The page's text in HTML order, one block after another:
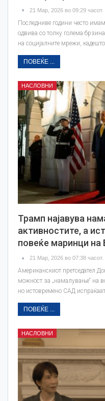
21 Мар, 2026 во 09:29 часот.
Последниве години често
одвива со толку голема
на социјалните мрежи, кадешто
ПОВЕЌЕ ...
НАСЛОВНИ
Трамп најавува
активностите, а
повеќе маринци на
21 Мар, 2026 во 07:38 часот.
Американскиот претседател
можност за „намалување“ на
но истовремено САД
ПОВЕЌЕ ...
НАСЛОВНИ